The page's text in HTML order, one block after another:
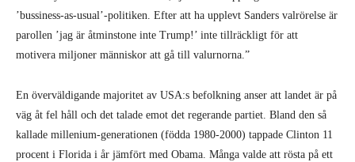
tredje parti, trots att det riskerade att ses som ”bortkastade röster”.
Givet Elektorskollegiet och storkapitalets herravälde över
kampanjfinanserna, anser en majoritet att deras röst är värdelös. Är det
huvudkandidaterna med ord som ”skrämmande”, ”ett skämt”, ”ett hån”,
och ”en förolämpning”.
”I det här valet känner jag mer att du vet vem du inte vill ha, än att du